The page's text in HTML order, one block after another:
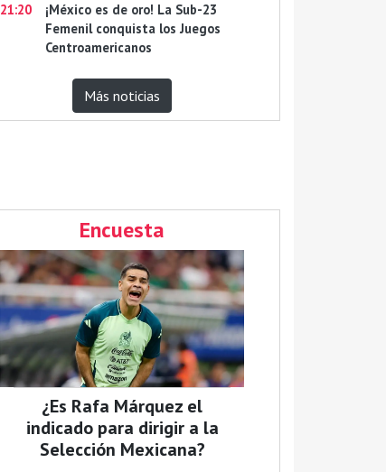
21:20
¡México es de oro! La Sub-23
Femenil conquista los Juegos
Centroamericanos
Más noticias
Encuesta
¿Es Rafa Márquez el
indicado para dirigir a la
Selección Mexicana?